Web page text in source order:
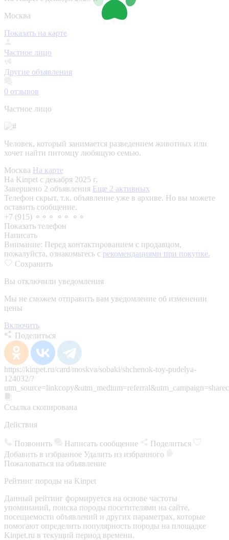
Москва
Показать на карте
Частное лицо
Другие объявления
0 отзывов
Частное лицо
Человек, который занимается разведением животных или
хочет найти питомцу любящую семью.
Москва На карте
На Kinpet c декабря 2025 г.
Завершено 2 объявления Еще 2 активных
Телефон скрыт, т.к. объявление уже в архиве. Но вы можете
оставить сообщение.
+7 (915) ⚬⚬⚬ ⚬⚬ ⚬⚬
Показать телефон
Написать
Внимание: Перед контактированием с продавцом,
пожалуйста, ознакомьтесь с рекомендациями при покупке.
Сохранить
Вы отключили уведомления
Мы не сможем отправить вам уведомление об изменении
цены
Включить
Поделиться
https://kinpet.ru/card/moskva/sobaki/shchenok-toy-pudelya-
124032/?
Ссылка скопирована
Действия
Позвонить Написать сообщение
Поделиться
Добавить в избранное Удалить из избранного
Пожаловаться на объявление
Рейтинг породы на Kinpet
Данный рейтинг формируется на основе частоты
упоминаний, поиска породы посетителями на сайте,
посещаемости объявлений и других параметрах, которые
помогают определить популярность породы на площадке
Kinpet.ru в текущий период времени.